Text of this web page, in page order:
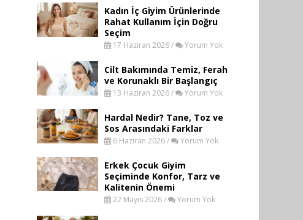
Kadın İç Giyim Ürünlerinde
Rahat Kullanım İçin Doğru
Seçim
17 Haziran 2026 / Yorum Yok
Cilt Bakımında Temiz, Ferah
ve Korunaklı Bir Başlangıç
13 Haziran 2026 / Yorum Yok
Hardal Nedir? Tane, Toz ve
Sos Arasındaki Farklar
6 Haziran 2026 / Yorum Yok
Erkek Çocuk Giyim
Seçiminde Konfor, Tarz ve
Kalitenin Önemi
22 Mayıs 2026 / Yorum Yok